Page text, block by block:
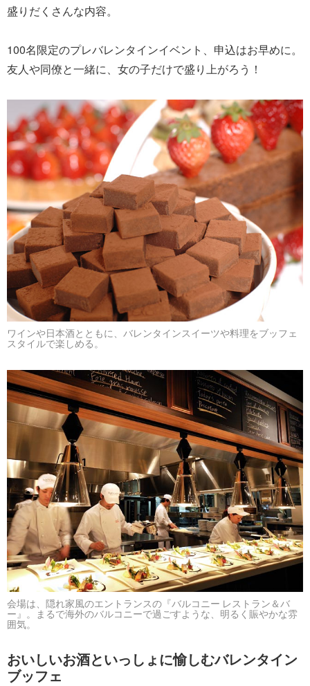
盛りだくさんな内容。
100名限定のプレバレンタインイベント、申込はお早めに。
友人や同僚と一緒に、女の子だけで盛り上がろう！
ワインや日本酒とともに、バレンタインスイーツや料理をブッフェ
スタイルで楽しめる。
会場は、隠れ家風のエントランスの『バルコニー レストラン＆バ
ー』。まるで海外のバルコニーで過ごすような、明るく賑やかな雰
囲気。
おいしいお酒といっしょに愉しむバレンタイン
ブッフェ